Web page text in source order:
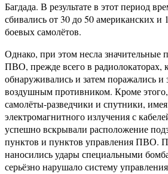
Багдада. В результате в этот период
сбивались от 30 до 50 американских и
боевых самолётов.
Однако, при этом несла значительные
ПВО, прежде всего в радиолокаторах,
обнаруживались и затем поражались и
воздушным противником. Кроме
самолёты-разведчики и спутники,
электромагнитного излучения с
успешно вскрывали расположение
пунктов и пунктов управления ПВО.
наносились удары специальными
серьёзно нарушало систему